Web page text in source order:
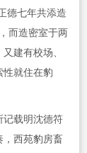
德七年共添造
而造密室于两
建有校场、
性就住在豹
载明沈德符
，西苑豹房畜